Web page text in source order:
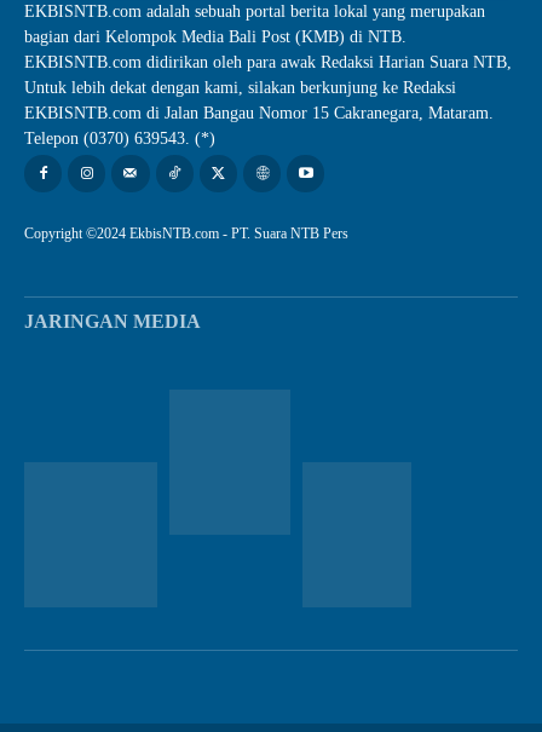
EKBISNTB.com adalah sebuah portal berita lokal yang merupakan
bagian dari Kelompok Media Bali Post (KMB) di NTB.
EKBISNTB.com didirikan oleh para awak Redaksi Harian Suara NTB,
Untuk lebih dekat dengan kami, silakan berkunjung ke Redaksi
EKBISNTB.com di Jalan Bangau Nomor 15 Cakranegara, Mataram.
Telepon (0370) 639543. (*)
Copyright ©2024 EkbisNTB.com - PT. Suara NTB Pers
JARINGAN MEDIA